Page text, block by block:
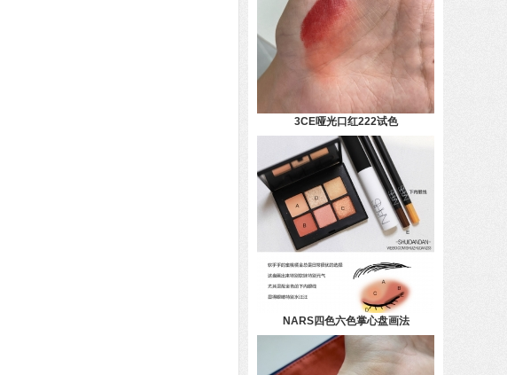
3CE哑光口红222试色
NARS四色六色掌心盘画法